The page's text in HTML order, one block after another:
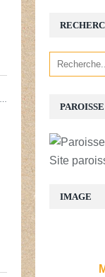
Site
IMAGE